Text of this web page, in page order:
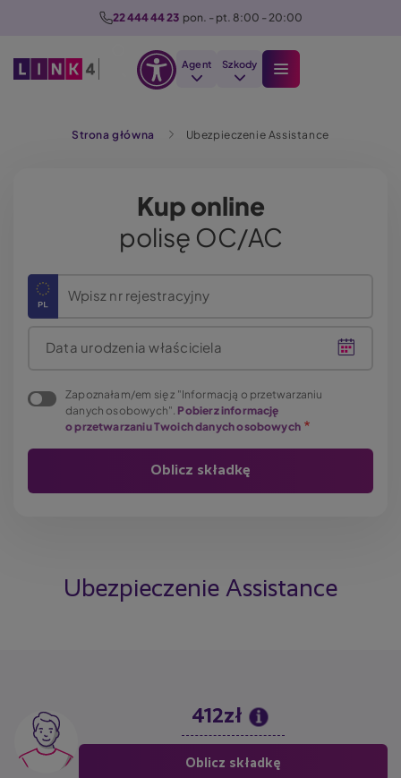
22 444 44 23 pon. - pt. 8:00 - 20:00
dostępności
Agent Szkody
Strona główna Ubezpieczenie Assistance
Kup online
polisę OC/AC
Wpisz nr rejestracyjny
Data urodzenia właściciela
Zapoznałam/em się z "Informacją o przetwarzaniu
danych osobowych". Pobierz informację
o przetwarzaniu Twoich danych osobowych
Ubezpieczenie Assistance
Image 412zł
Oblicz składkę